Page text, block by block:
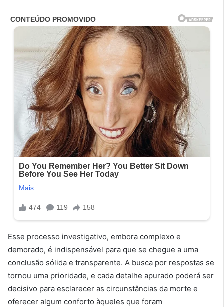
Esse processo investigativo, embora complexo e
demorado, é indispensável para que se chegue a uma
conclusão sólida e transparente. A busca por respostas se
tornou uma prioridade, e cada detalhe apurado poderá ser
decisivo para esclarecer as circunstâncias da morte e
oferecer algum conforto àqueles que foram